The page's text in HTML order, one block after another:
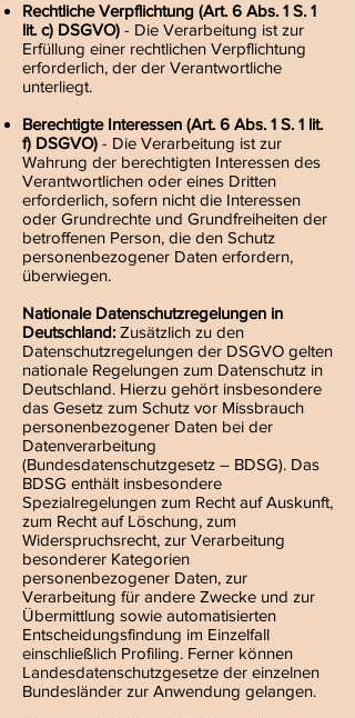
Rechtliche Verpflichtung (Art. 6 Abs. 1 S. 1
lit. c) DSGVO) - Die Verarbeitung ist zur
Erfüllung einer rechtlichen Verpflichtung
erforderlich, der der Verantwortliche
unterliegt.
Berechtigte Interessen (Art. 6 Abs. 1 S. 1 lit.
f) DSGVO) - Die Verarbeitung ist zur
Wahrung der berechtigten Interessen des
Verantwortlichen oder eines Dritten
erforderlich, sofern nicht die Interessen
oder Grundrechte und Grundfreiheiten der
betroffenen Person, die den Schutz
personenbezogener Daten erfordern,
überwiegen.
Nationale Datenschutzregelungen in
Deutschland: Zusätzlich zu den
Datenschutzregelungen der DSGVO gelten
nationale Regelungen zum Datenschutz in
Deutschland. Hierzu gehört insbesondere
das Gesetz zum Schutz vor Missbrauch
personenbezogener Daten bei der
Datenverarbeitung
(Bundesdatenschutzgesetz – BDSG). Das
BDSG enthält insbesondere
Spezialregelungen zum Recht auf Auskunft,
zum Recht auf Löschung, zum
Widerspruchsrecht, zur Verarbeitung
besonderer Kategorien
personenbezogener Daten, zur
Verarbeitung für andere Zwecke und zur
Übermittlung sowie automatisierten
Entscheidungsfindung im Einzelfall
einschließlich Profiling. Ferner können
Landesdatenschutzgesetze der einzelnen
Bundesländer zur Anwendung gelangen.